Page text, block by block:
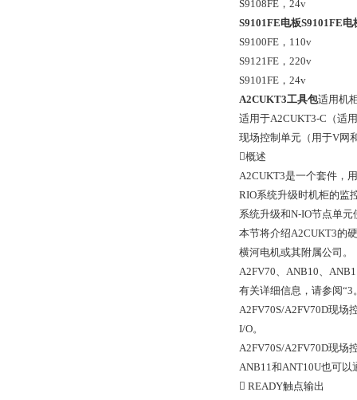
S9108FE，24v
S9101FE电板S9101FE电
S9100FE，110v
S9121FE，220v
S9101FE，24v
A2CUKT3工具包适用机
适用于A2CUKT3-C（适
现场控制单元（用于V网
概述
A2CUKT3是一个套件，
RIO系统升级时机柜的监
系统升级和N-IO节点单
本节将介绍A2CUKT3的
横河电机或其附属公司。
A2FV70、ANB10、
有关详细信息，请参阅
A2FV70S/A2FV70D现场
I/O。
A2FV70S/A2FV70D现场
ANB11和ANT10U也可以
 READY触点输出